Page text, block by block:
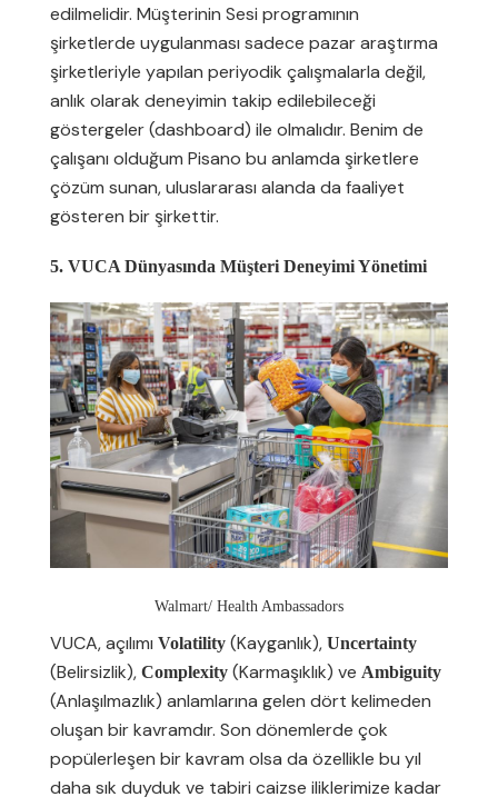
edilmelidir. Müşterinin Sesi programının
şirketlerde uygulanması sadece pazar araştırma
şirketleriyle yapılan periyodik çalışmalarla değil,
anlık olarak deneyimin takip edilebileceği
göstergeler (dashboard) ile olmalıdır. Benim de
çalışanı olduğum Pisano bu anlamda şirketlere
çözüm sunan, uluslararası alanda da faaliyet
gösteren bir şirkettir.
5. VUCA Dünyasında Müşteri Deneyimi Yönetimi
Walmart/ Health Ambassadors
VUCA, açılımı Volatility (Kayganlık), Uncertainty
(Belirsizlik), Complexity(Karmaşıklık) ve Ambiguity
(Anlaşılmazlık) anlamlarına gelen dört kelimeden
oluşan bir kavramdır. Son dönemlerde çok
popülerleşen bir kavram olsa da özellikle bu yıl
daha sık duyduk ve tabiri caizse iliklerimize kadar